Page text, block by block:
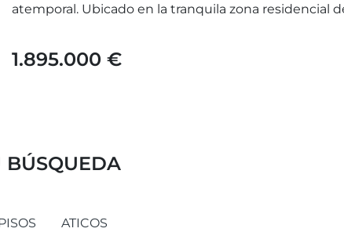
atemporal. Ubicado en la tranquila zona residencial
1.895.000 €
BÚSQUEDA
ATICOS